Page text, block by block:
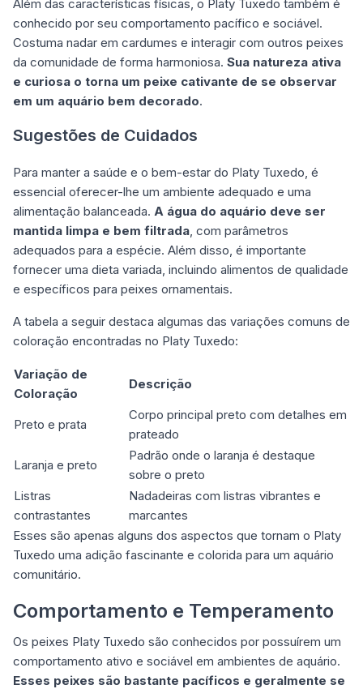
Além das características físicas, o Platy Tuxedo também é
conhecido por seu comportamento pacífico e sociável.
Costuma nadar em cardumes e interagir com outros peixes
da comunidade de forma harmoniosa. Sua natureza ativa
e curiosa o torna um peixe cativante de se observar
em um aquário bem decorado.
Sugestões de Cuidados
Para manter a saúde e o bem-estar do Platy Tuxedo, é
essencial oferecer-lhe um ambiente adequado e uma
alimentação balanceada. A água do aquário deve ser
mantida limpa e bem filtrada, com parâmetros
adequados para a espécie. Além disso, é importante
fornecer uma dieta variada, incluindo alimentos de qualidade
e específicos para peixes ornamentais.
A tabela a seguir destaca algumas das variações comuns de
coloração encontradas no Platy Tuxedo:
Variação de
Coloração
Descrição
Preto e prata
Corpo principal preto com detalhes em
prateado
Laranja e preto
Padrão onde o laranja é destaque
sobre o preto
Listras
contrastantes
Nadadeiras com listras vibrantes e
marcantes
Esses são apenas alguns dos aspectos que tornam o Platy
Tuxedo uma adição fascinante e colorida para um aquário
comunitário.
Comportamento e Temperamento
Os peixes Platy Tuxedo são conhecidos por possuírem um
comportamento ativo e sociável em ambientes de aquário.
Esses peixes são bastante pacíficos e geralmente se